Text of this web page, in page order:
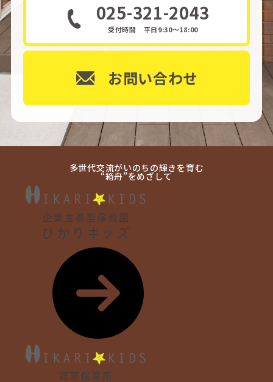
025-321-2043
受付時間 平日9:30～18:00
お問い合わせ
多世代交流がいのちの輝きを育む
“箱舟”をめざして